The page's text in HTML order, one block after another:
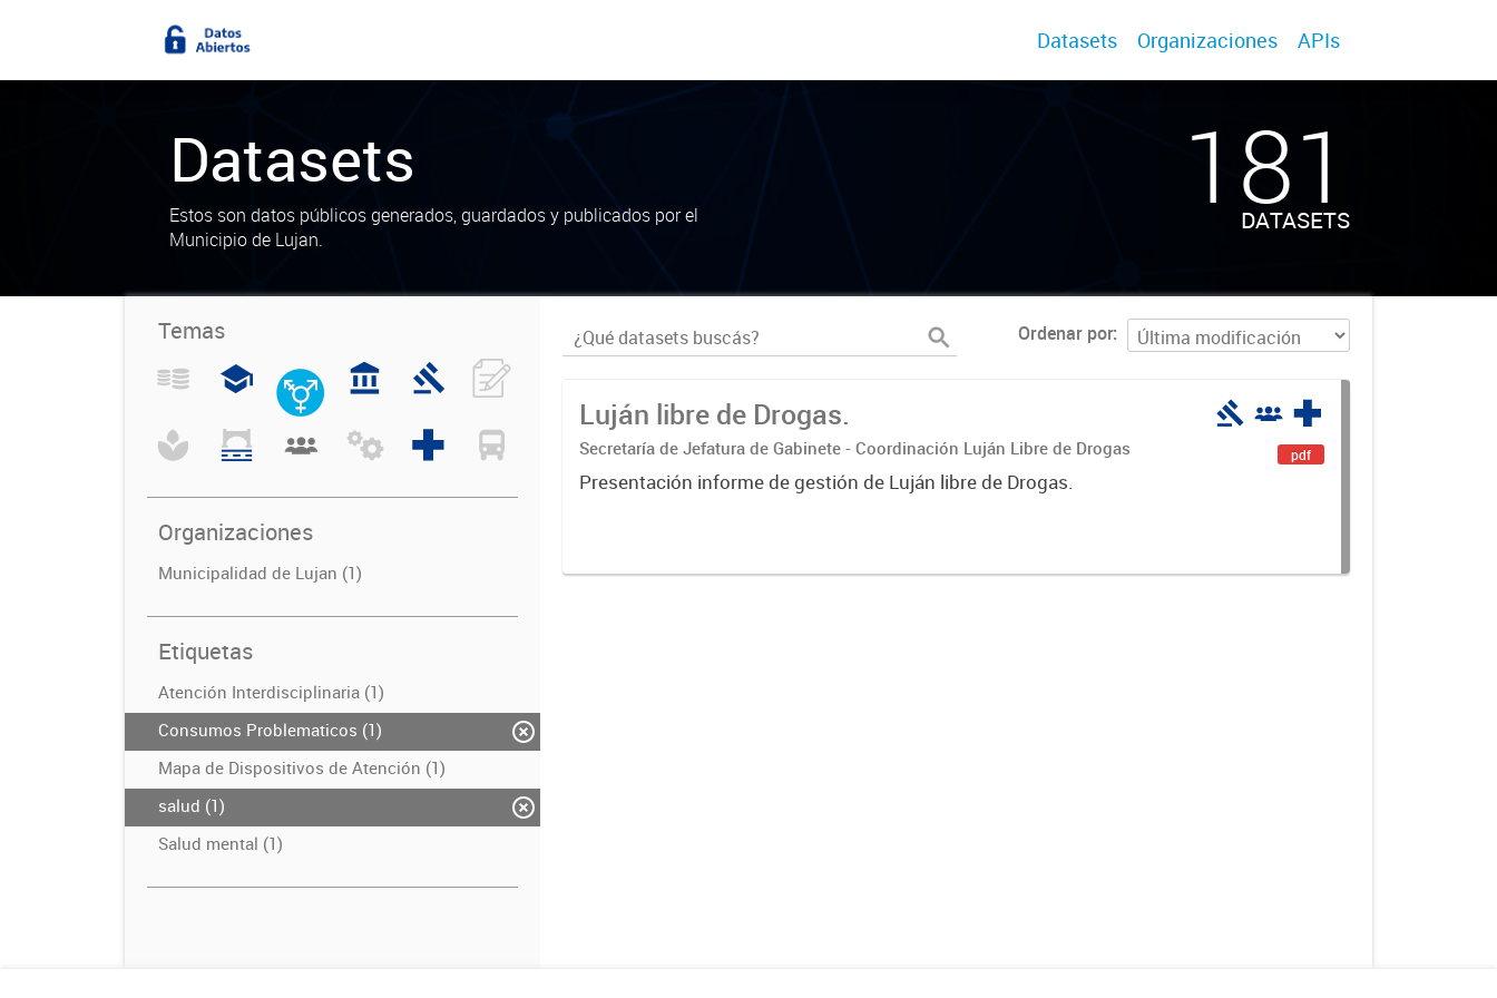
Datasets Organizaciones APIs
Datasets
Estos son datos públicos generados, guardados y publicados por el
Municipio de Lujan.
181
DATASETS
Temas
Organizaciones
Municipalidad de Lujan (1)
Etiquetas
Atención Interdisciplinaria (1)
Consumos Problematicos (1)
Mapa de Dispositivos de Atención (1)
salud (1)
Salud mental (1)
Ordenar por
Luján libre de Drogas.
Secretaría de Jefatura de Gabinete - Coordinación Luján Libre de Drogas
Presentación informe de gestión de Luján libre de Drogas.
pdf